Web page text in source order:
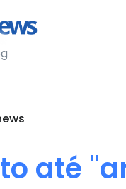
até